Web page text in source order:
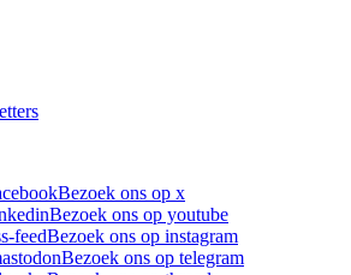
Bezoek ons op x
Bezoek ons op youtube
feedBezoek ons op instagram
Bezoek ons op telegram